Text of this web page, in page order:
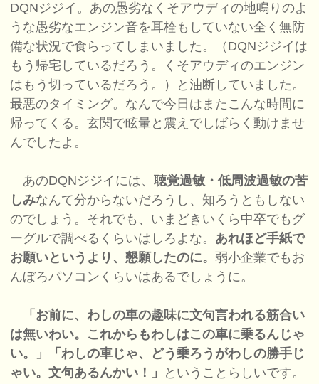
DQNジジイ。あの愚劣なくそアウディの地鳴りのよ
うな愚劣なエンジン音を耳栓もしていない全く無防
備な状況で食らってしまいました。（DQNジジイは
もう帰宅しているだろう。くそアウディのエンジン
はもう切っているだろう。）と油断していました。
最悪のタイミング。なんで今日はまたこんな時間に
帰ってくる。玄関で眩暈と震えでしばらく動けませ
んでしたよ。
あのDQNジジイには、聴覚過敏・低周波過敏の苦
しみなんて分からないだろうし、知ろうともしない
のでしょう。それでも、いまどきいくら中卒でもグ
ーグルで調べるくらいはしろよな。 あれほど手紙で
お願いというより、懇願したのに。弱小企業でもお
んぼろパソコンくらいはあるでしょうに。
「お前に、わしの車の趣味に文句言われる筋合い
は無いわい。これからもわしはこの車に乗るんじゃ
い。」「わしの車じゃ、どう乗ろうがわしの勝手じ
ゃい。文句あるんかい！」
ということらしいです。